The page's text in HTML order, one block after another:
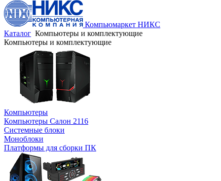
Компьюмаркет НИКС
Каталог Компьютеры и комплектующие
Компьютеры и комплектующие
Компьютеры
Компьютеры Салон 2116
Системные блоки
Моноблоки
Платформы для сборки ПК